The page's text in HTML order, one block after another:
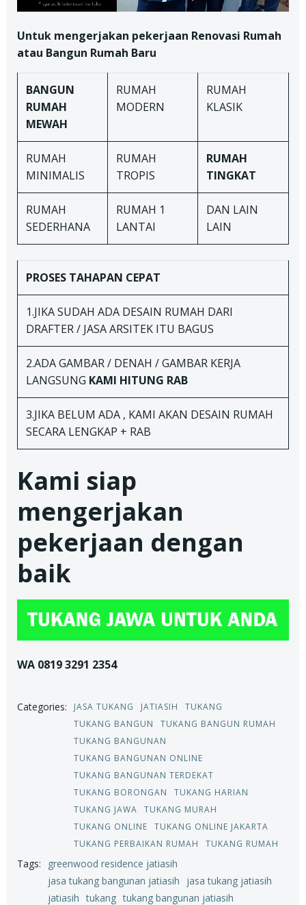
Untuk mengerjakan pekerjaan Renovasi Rumah
atau Bangun Rumah Baru
BANGUN
RUMAH
MEWAH
RUMAH
MODERN
RUMAH
KLASIK
RUMAH
MINIMALIS
RUMAH
TROPIS
RUMAH
TINGKAT
RUMAH
SEDERHANA
RUMAH 1
LANTAI
DAN LAIN
LAIN
PROSES TAHAPAN CEPAT
1.JIKA SUDAH ADA DESAIN RUMAH DARI
DRAFTER / JASA ARSITEK ITU BAGUS
2.ADA GAMBAR / DENAH / GAMBAR KERJA
LANGSUNG KAMI HITUNG RAB
3.JIKA BELUM ADA , KAMI AKAN DESAIN RUMAH
SECARA LENGKAP + RAB
Kami siap
mengerjakan
pekerjaan dengan
baik
WA 0819 3291 2354
Categories: JASA TUKANG JATIASIH
TUKANG
TUKANG BANGUN
TUKANG BANGUN RUMAH
TUKANG BANGUNAN
TUKANG BANGUNAN ONLINE
TUKANG BANGUNAN TERDEKAT
TUKANG BORONGAN
TUKANG HARIAN
TUKANG JAWA
TUKANG MURAH
TUKANG ONLINE
TUKANG ONLINE JAKARTA
TUKANG PERBAIKAN RUMAH
TUKANG RUMAH
Tags:
greenwood residence jatiasih
jasa tukang bangunan jatiasih
jasa tukang jatiasih
jatiasih tukang tukang bangunan jatiasih